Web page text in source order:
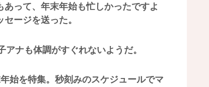
って、年末年始も忙しかったですよ
ージを送った。
ナも体調がすぐれないようだ。
始を特集。秒刻みのスケジュールでマ